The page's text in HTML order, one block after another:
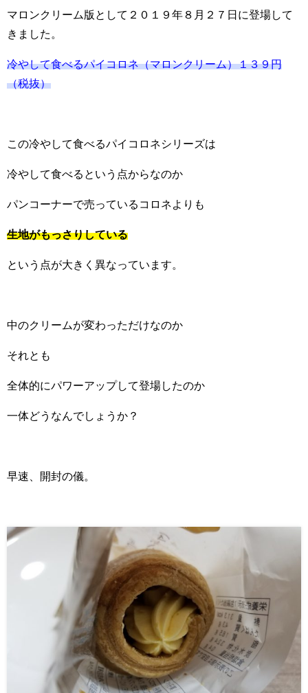
マロンクリーム版として２０１９年８月２７日に登場して
きました。
冷やして食べるパイコロネ（マロンクリーム）１３９円
（税抜）
この冷やして食べるパイコロネシリーズは
冷やして食べるという点からなのか
パンコーナーで売っているコロネよりも
生地がもっさりしている
という点が大きく異なっています。
中のクリームが変わっただけなのか
それとも
全体的にパワーアップして登場したのか
一体どうなんでしょうか？
早速、開封の儀。